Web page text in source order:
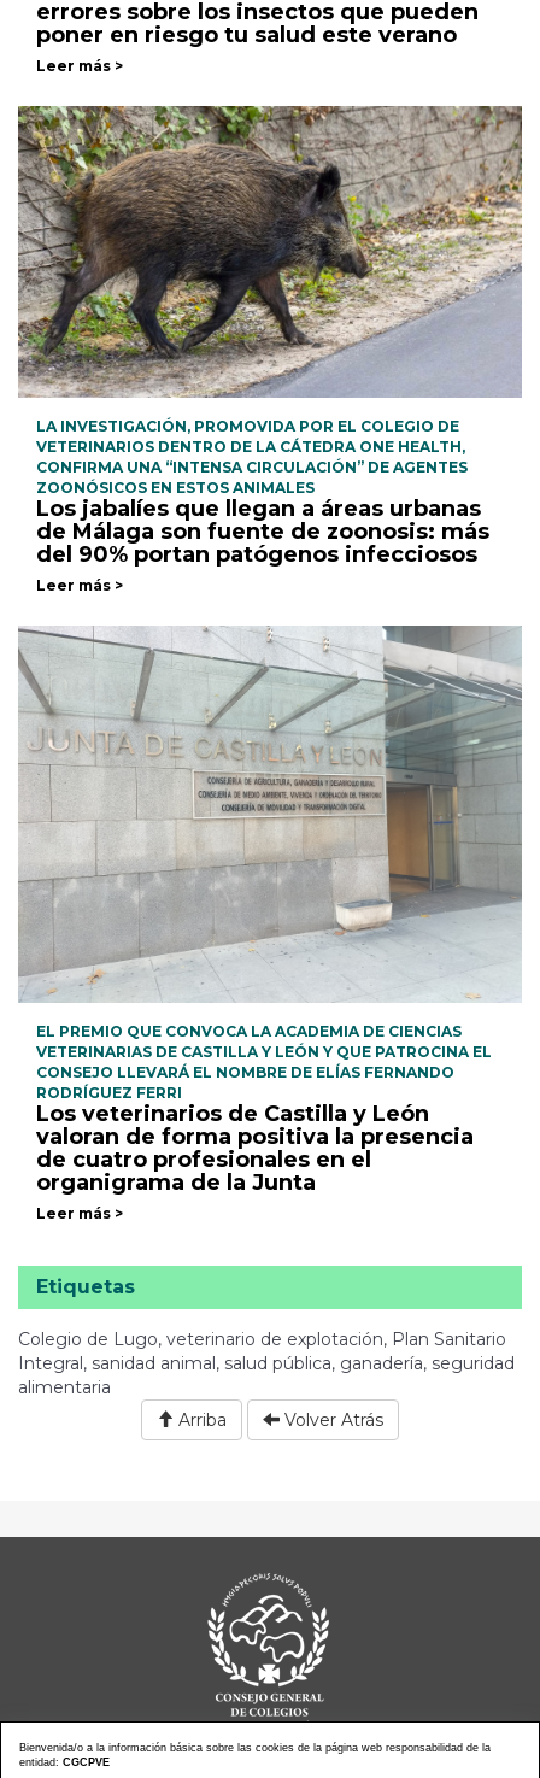
errores sobre los insectos que pueden
poner en riesgo tu salud este verano
Leer más >
LA INVESTIGACIÓN, PROMOVIDA POR EL COLEGIO DE
VETERINARIOS DENTRO DE LA CÁTEDRA ONE HEALTH,
CONFIRMA UNA “INTENSA CIRCULACIÓN” DE AGENTES
ZOONÓSICOS EN ESTOS ANIMALES
Los jabalíes que llegan a áreas urbanas
de Málaga son fuente de zoonosis: más
del 90% portan patógenos infecciosos
Leer más >
EL PREMIO QUE CONVOCA LA ACADEMIA DE CIENCIAS
VETERINARIAS DE CASTILLA Y LEÓN Y QUE PATROCINA EL
CONSEJO LLEVARÁ EL NOMBRE DE ELÍAS FERNANDO
RODRÍGUEZ FERRI
Los veterinarios de Castilla y León
valoran de forma positiva la presencia
de cuatro profesionales en el
organigrama de la Junta
Leer más >
Etiquetas
Colegio de Lugo, veterinario de explotación, Plan Sanitario
Integral, sanidad animal, salud pública, ganadería, seguridad
alimentaria
Arriba
Volver Atrás
Bienvenida/o a la información básica sobre las cookies de la página web responsabilidad de la
entidad: CGCPVE